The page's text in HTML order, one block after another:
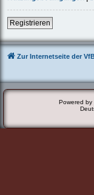
Registrieren
Zur Internetseite der
Powered by